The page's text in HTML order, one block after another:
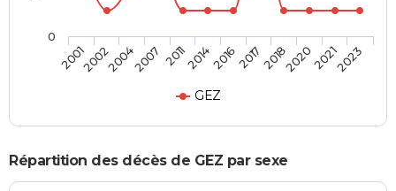
GEZ
2001200220042007 20112014201620172018202020212023
0
Répartition des décès de GEZ par sexe